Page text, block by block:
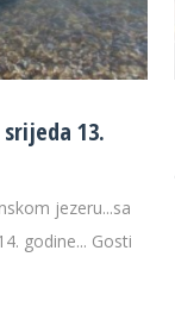
13.
jezeru...sa
godine... Gosti